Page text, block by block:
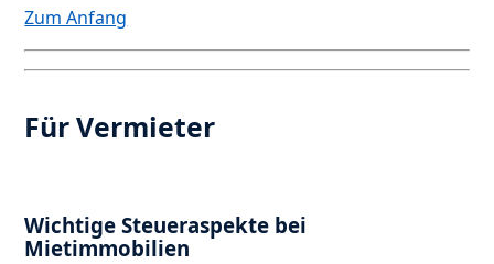
Zum Anfang
Für Vermieter
Wichtige Steueraspekte bei
Mietimmobilien